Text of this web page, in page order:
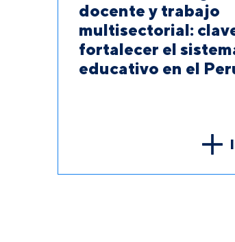
docente y trabajo
multisectorial:
fortalecer el
educativo en el